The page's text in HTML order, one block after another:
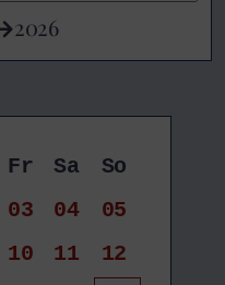
2026
Fr Sa
So
03 04
05
10 11
12